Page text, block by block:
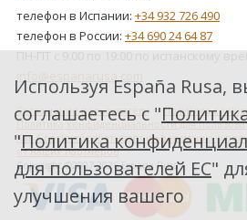
телефон в Испании: +34 932 726 490
телефон в России: +34 690 24 64 87
ПН-ПТ с 9:00 по 19:00 по испанскому
info@espanarusa.com
Соглашение пользователя
Политика
Политика конфиденциальности для
Как Google обрабатывает информацию о
от наших партнеров
Copyright ©2007-2026 Espana Rusa
Используя España Rusa,
соглашаетесь с "
"Политика
для пользователей ЕС"
улучшения вашего